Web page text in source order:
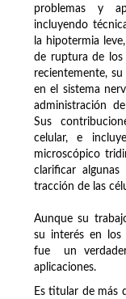
problemas y
incluyendo
la hipotermia
de ruptura de los
recientemente,
en el sistema
administración
Sus
celular, e
microscópico
clarificar
tracción de las
Aunque su
su interés en los
fue un
aplicaciones.
Es titular de más